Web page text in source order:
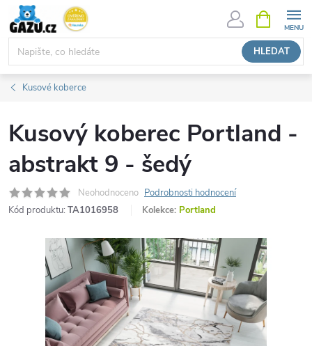
Přejít
obsah
HLEDAT
NÁKUPNÍ
KOŠÍK
Kusové koberce
Kusový koberec Portland -
abstrakt 9 - šedý
Neohodnoceno Podrobnosti hodnocení
Kód produktu: TA1016958 Kolekce: Portland